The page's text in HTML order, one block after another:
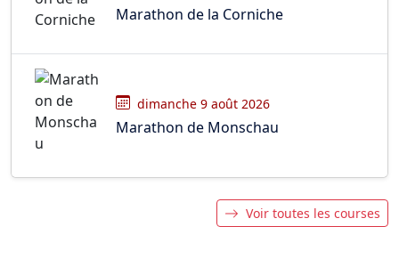
Marathon de la Corniche
dimanche 9 août 2026
Marathon de Monschau
Voir toutes les courses